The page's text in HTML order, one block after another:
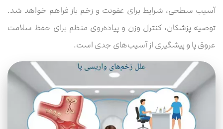
آسیب سطحی، شرایط برای عفونت و زخم باز فراهم خواهد شد.
توصیه پزشکان، کنترل وزن و پیاده‌روی منظم برای حفظ سلامت
عروق پا و پیشگیری از آسیب‌های جدی است.